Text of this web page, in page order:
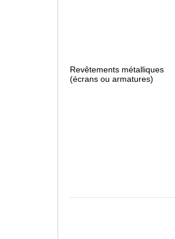
Revêtements métalliques
(écrans ou armatures)